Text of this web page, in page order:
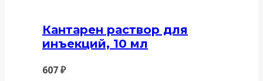
Кантарен раствор для
инъекций, 10 мл
607₽